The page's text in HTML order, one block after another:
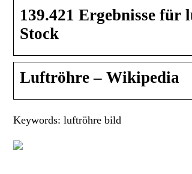
139.421 Ergebnisse
Stock
Luftröhre – Wikipedia
Keywords: luftröhre bild